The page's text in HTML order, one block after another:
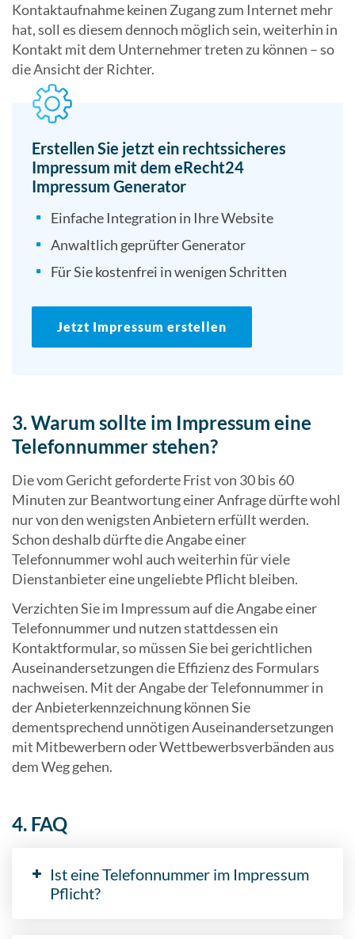
Kontaktaufnahme keinen Zugang zum Internet mehr
hat, soll es diesem dennoch möglich sein, weiterhin in
Kontakt mit dem Unternehmer treten zu können – so
die Ansicht der Richter.
Erstellen Sie jetzt ein rechtssicheres
Impressum mit dem eRecht24
Impressum Generator
Einfache Integration in Ihre Website
Anwaltlich geprüfter Generator
Für Sie kostenfrei in wenigen Schritten
Jetzt Impressum erstellen
3. Warum sollte im Impressum eine
Telefonnummer stehen?
Die vom Gericht geforderte Frist von 30 bis 60
Minuten zur Beantwortung einer Anfrage dürfte wohl
nur von den wenigsten Anbietern erfüllt werden.
Schon deshalb dürfte die Angabe einer
Telefonnummer wohl auch weiterhin für viele
Dienstanbieter eine ungeliebte Pflicht bleiben.
Verzichten Sie im Impressum auf die Angabe einer
Telefonnummer und nutzen stattdessen ein
Kontaktformular, so müssen Sie bei gerichtlichen
Auseinandersetzungen die Effizienz des Formulars
nachweisen. Mit der Angabe der Telefonnummer in
der Anbieterkennzeichnung können Sie
dementsprechend unnötigen Auseinandersetzungen
mit Mitbewerbern oder Wettbewerbsverbänden aus
dem Weg gehen.
4. FAQ
Ist eine Telefonnummer im Impressum
Pflicht?